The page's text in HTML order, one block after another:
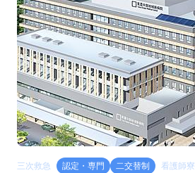
三次救急 認定・専門 二交替制 看護師寮